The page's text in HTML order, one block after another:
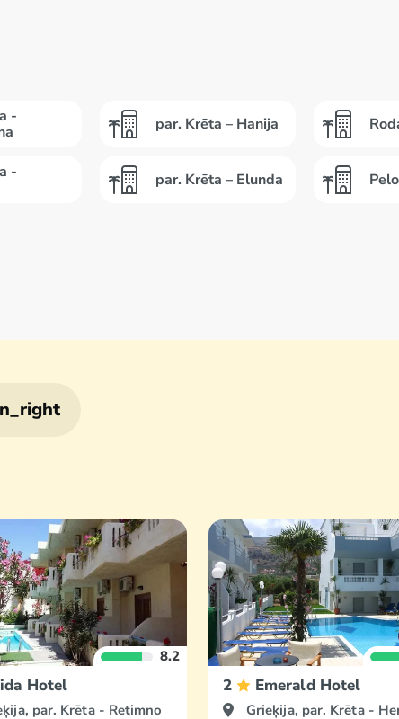
-
-
par. Krēta – Hanija
par. Krēta – Elunda
8.2
Hotel
par. Krēta - Retimno
2 Emerald Hotel
Grieķija, par. Krēta -